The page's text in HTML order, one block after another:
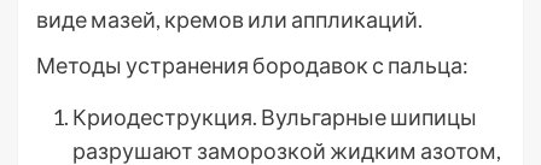
виде мазей, кремов или аппликаций.
Методы устранения бородавок с пальца:
Криодеструкция. Вульгарные шипицы
разрушают заморозкой жидким азотом,